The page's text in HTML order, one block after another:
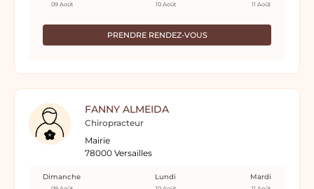
PRENDRE RENDEZ-VOUS
09 Août 10 Août 11 Août
FANNY ALMEIDA
Chiropracteur
Mairie
78000 Versailles
Dimanche Lundi Mardi